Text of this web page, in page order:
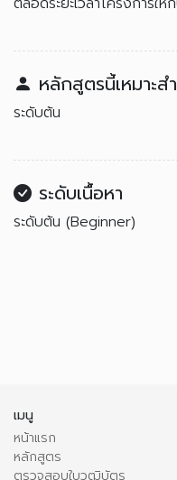
หลักสูตรนี้เหมาะส
ระดับต้น
ระดับเนื้อหา
ระดับต้น (Beginner)
เมนู
หน้าแรก
หลักสูตร
ตรวจสอบใบวุฒิบัตร